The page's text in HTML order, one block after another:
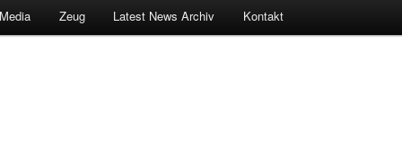
Zeug Latest News Archiv Kontakt